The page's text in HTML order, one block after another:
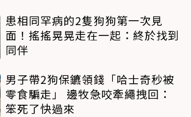
患相同罕病的2隻狗狗第一次見
面！搖搖晃晃走在一起：終於找到
同伴
男子帶2狗保鑣領錢「哈士奇秒被
零食騙走」 邊牧急咬牽繩拽回：
笨死了快過來